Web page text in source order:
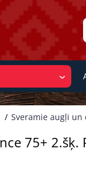
Sveramie augļi un
75+